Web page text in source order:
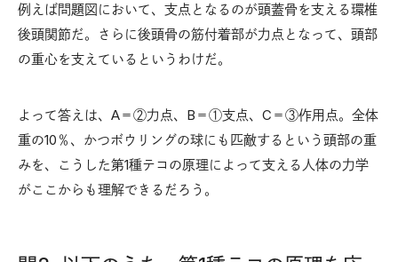
例えば問題図において、支点となるのが頭蓋骨を支える環椎
後頭関節だ。さらに後頭骨の筋付着部が力点となって、頭部
の重心を支えているというわけだ。
よって答えは、A＝②力点、B＝①支点、C＝③作用点。全体
重の10％、かつボウリングの球にも匹敵するという頭部の重
みを、こうした第1種テコの原理によって支える人体の力学
がここからも理解できるだろう。